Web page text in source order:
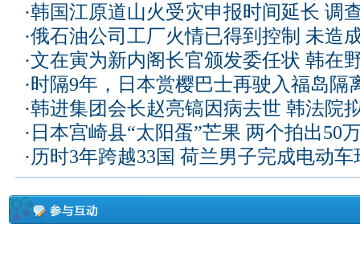
·韩国江原道山火受灾申报时间延长 调
·俄石油公司工厂火情已得到控制 未造
·文在寅为新内阁长官颁发委任状 韩在
·时隔9年，日本赏樱巴士再驶入福岛隔
·韩进集团会长赵亮镐因病去世 韩法院
· 日本宫崎县“太阳蛋”芒果 两个拍出50
·历时3年跨越33国 荷兰男子完成电动车